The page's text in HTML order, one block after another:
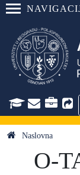
Naslovna
O-